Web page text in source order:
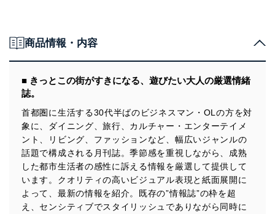
商品情報・内容
■ きっとこの街がすきになる、遊びたい大人の厳選情緒
誌。
首都圏に生活する30代半ばのビジネスマン・OLの方を対
象に、ダイニング、旅行、カルチャー・エンターテイメ
ント、リビング、ファッションなど、幅広いジャンルの
話題で構成される月刊誌。季節感を重視しながら、成熟
した都市生活者の感性に訴える情報を厳選して提供して
います。クオリティの高いビジュアル表現と紙面展開に
よって、最新の情報を紹介。既存の”情報誌”の枠を超
え、センシティブでスタイリッシュでありながら同時に